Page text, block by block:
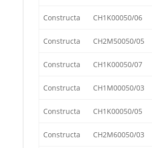
Constructa CH1K00050/06
Constructa CH2M50050/05
Constructa CH1K00050/07
Constructa CH1M00050/03
Constructa CH1K00050/05
Constructa CH2M60050/03